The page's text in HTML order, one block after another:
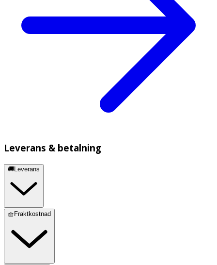
Leverans & betalning
🚚Leverans
🧺Fraktkostnad